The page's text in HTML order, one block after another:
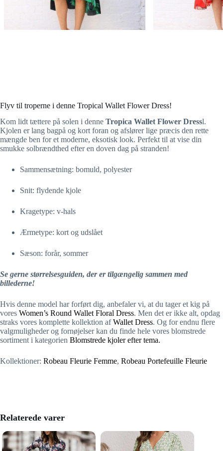
Flyv til troperne i denne Tropical Wallet Flower Dress!
Kom lidt tættere på solen i denne Tropica Wallet Flower Dressl.
Kjolen er lang bagpå og kort foran og afslører lige præcis den rette
mængde ben for et moderne, eksotisk look. Perfekt til at vise din
smukke solbrændthed efter en doven dag på stranden!
Sammensætning: bomuld, polyester
Snit: flydende kjole
Kragetype: v-hals
Ærmetype: kort og udslået
Sæson: forår, sommer
Se gerne størrelsesguiden, der er tilgængelig sammen med
billederne!
Hvis denne model har forført dig, anbefaler vi, at du tager et kig på
vores Women’s Round Wallet Floral Dress. Men det er ikke alt, opdag
straks vores komplette kollektion afWallet Dress. Og for endnu flere
valgmuligheder og fornøjelser kan du finde hele vores blomstrede
sortiment i kategorien Blomstrede kjoler efter tema.
Kollektioner: Robeau Fleurie Femme, Robeau Portefeuille Fleurie
Relaterede varer